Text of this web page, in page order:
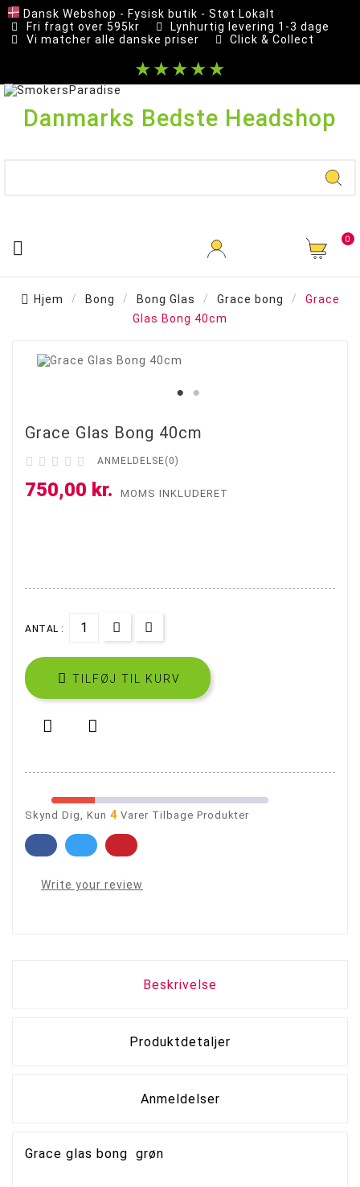
Dansk Webshop - Fysisk butik - Støt Lokalt
Fri fragt over 595kr
Lynhurtig levering 1-3 dage
Vi matcher alle danske priser
Click & Collect
★★★★★
Danmarks Bedste Headshop
 0
Hjem Bong Bong Glas Grace bong
Grace
Glas Bong 40cm
Grace Glas Bong 40cm
     ANMELDELSE(0)
750,00 kr. MOMS INKLUDERET
ANTAL :
 TILFØJ TIL KURV
 
Skynd Dig, Kun 4 Varer Tilbage Produkter
Write your review
Beskrivelse
Produktdetaljer
Anmeldelser
Grace glas bong grøn